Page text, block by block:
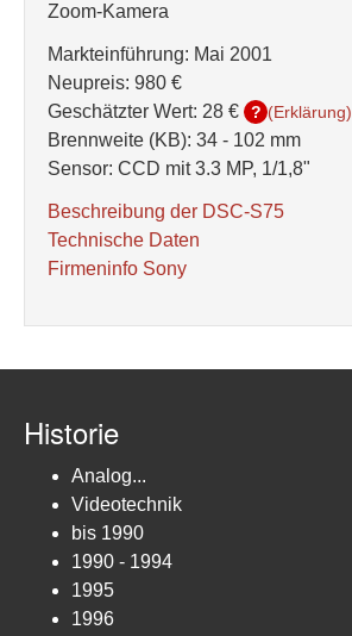
Zoom-Kamera
Markteinführung: Mai 2001
Neupreis: 980 €
Geschätzter Wert: 28 € ? (Erklärung)
Brennweite (KB): 34 - 102 mm
Sensor: CCD mit 3.3 MP, 1/1,8"
Beschreibung der DSC-S75
Technische Daten
Firmeninfo Sony
Historie
Analog...
Videotechnik
bis 1990
1990 - 1994
1995
1996